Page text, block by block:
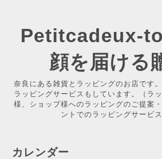
Petitcadeux-
顔を届ける
奈良にある雑貨とラッピングのお店です
ラッピングサービスもしています。（ラ
様、ショップ様へのラッピングのご提案
ントでのラッピングサービス
カレンダー